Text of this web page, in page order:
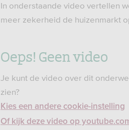
In onderstaande video vertellen
meer zekerheid de huizenmarkt
Oeps! Geen video
Je kunt de video over dit
zien?
Kies een andere cookie-instelling
Of kijk deze video op